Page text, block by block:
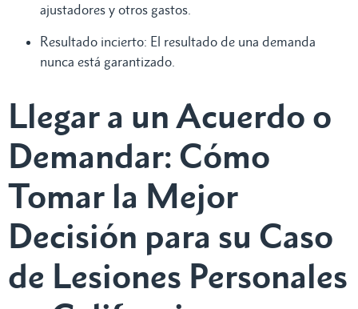
ajustadores y otros gastos.
Resultado incierto: El resultado de una demanda
nunca está garantizado.
Llegar a un Acuerdo o
Demandar: Cómo
Tomar la Mejor
Decisión para su Caso
de Lesiones Personales